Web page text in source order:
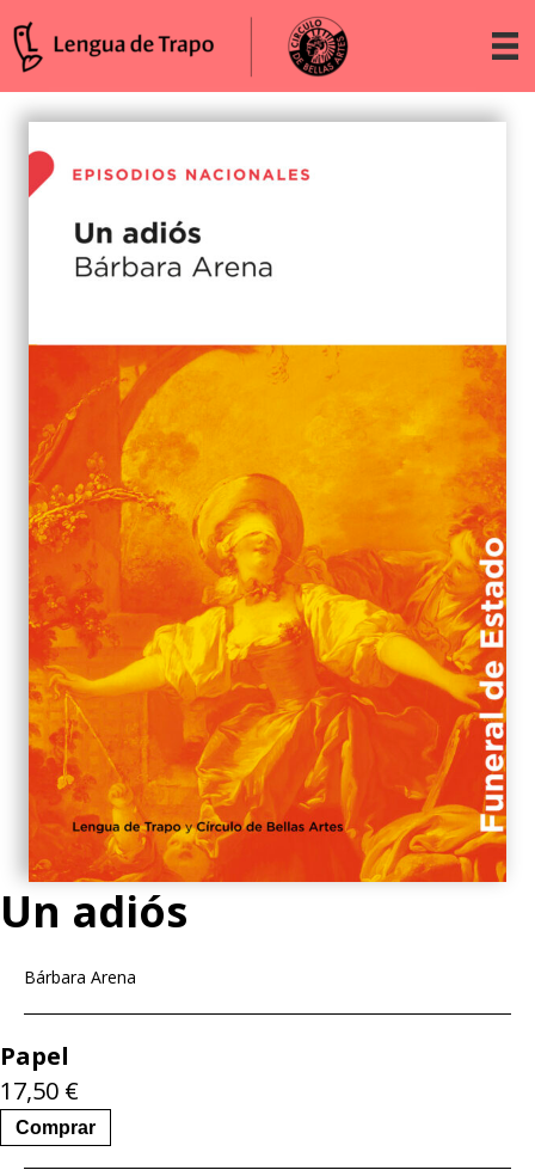
Un adiós
Bárbara Arena
Papel
17,50 €
Comprar